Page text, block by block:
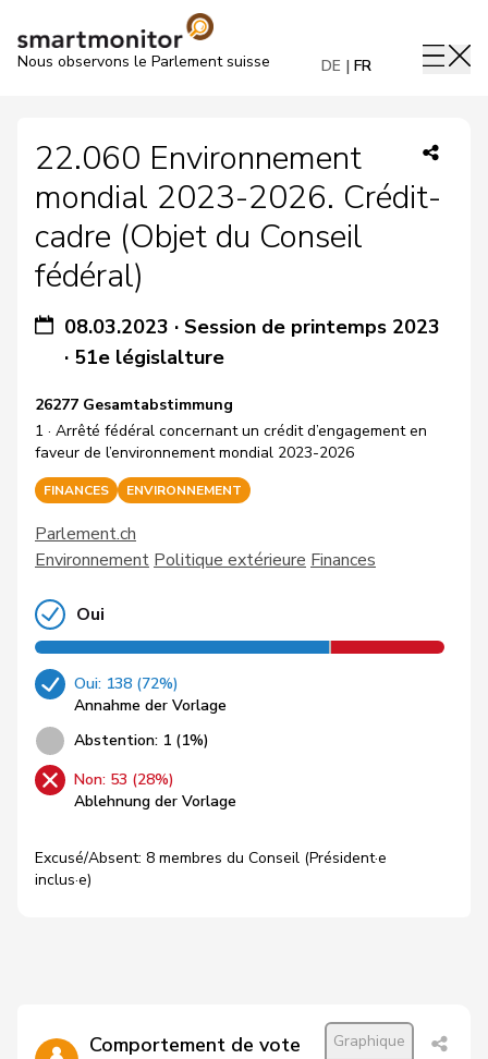
Nous observons le Parlement suisse DE FR
22.060 Environnement
mondial 2023-2026. Crédit-
cadre (Objet du Conseil
fédéral)
08.03.2023 · Session de printemps 2023
· 51e législalture
26277 Gesamtabstimmung
1 · Arrêté fédéral concernant un crédit d’engagement en
faveur de l’environnement mondial 2023-2026
FINANCES ENVIRONNEMENT
Parlement.ch
Environnement Politique extérieure Finances
Oui
Oui: 138 (72%)
Annahme der Vorlage
Abstention: 1 (1%)
Non: 53 (28%)
Ablehnung der Vorlage
Excusé/Absent: 8 membres du Conseil (Président·e
inclus·e)
Comportement de vote
Graphique